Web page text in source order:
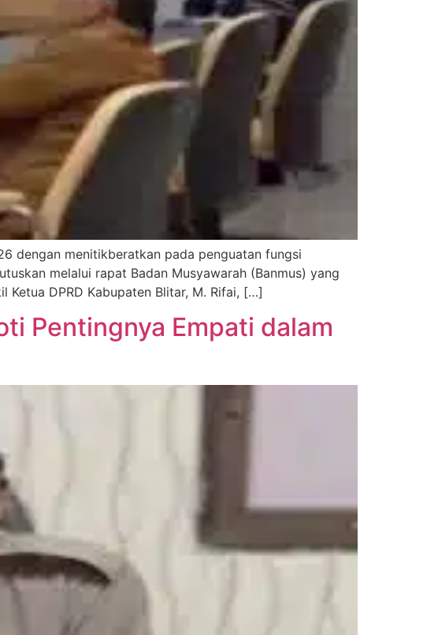
dengan menitikberatkan pada penguatan fungsi
melalui rapat Badan Musyawarah (Banmus) yang
DPRD Kabupaten Blitar, M. Rifai, […]
Pentingnya Empati dalam